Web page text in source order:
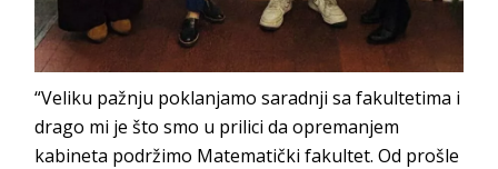
“Veliku pažnju poklanjamo saradnji sa fakultetima i
drago mi je što smo u prilici da opremanjem
kabineta podržimo Matematički fakultet. Od prošle